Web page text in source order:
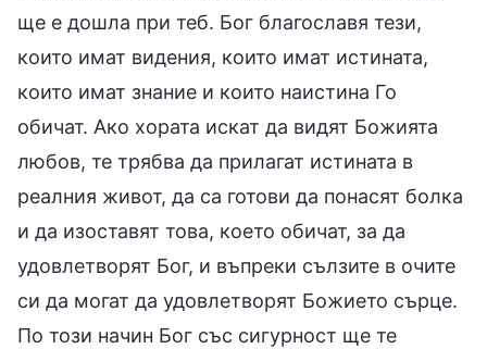
ще е дошла при теб. Бог благославя тези,
които имат видения, които имат истината,
които имат знание и които наистина Го
обичат. Ако хората искат да видят Божията
любов, те трябва да прилагат истината в
реалния живот, да са готови да понасят болка
и да изоставят това, което обичат, за да
удовлетворят Бог, и въпреки сълзите в очите
си да могат да удовлетворят Божието сърце.
По този начин Бог със сигурност ще те